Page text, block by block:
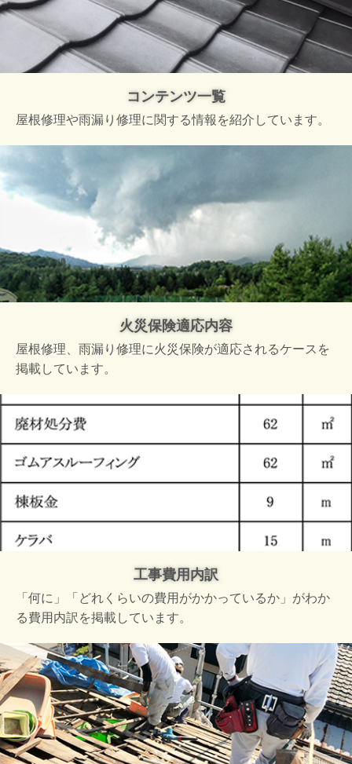
コンテンツ一覧
屋根修理や雨漏り修理に関する情報を紹介しています。
火災保険適応内容
屋根修理、雨漏り修理に火災保険が適応されるケースを
掲載しています。
工事費用内訳
「何に」「どれくらいの費用がかかっているか」がわか
る費用内訳を掲載しています。